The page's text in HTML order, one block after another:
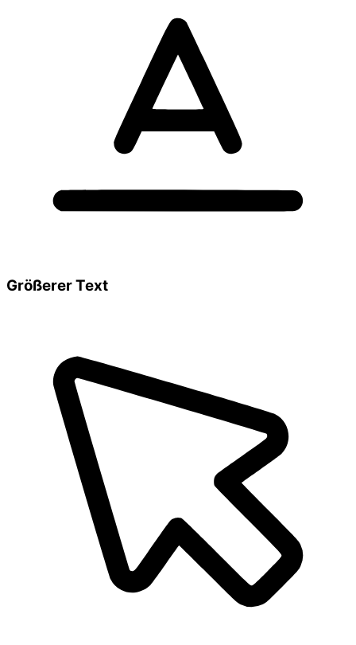
Größerer Text